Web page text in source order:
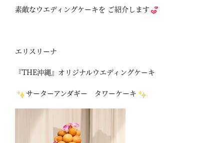
素敵なウエディングケーキを ご紹介します
エリスリーナ
『THE沖縄』オリジナルウエディングケーキ
サーターアンダギー タワーケーキ